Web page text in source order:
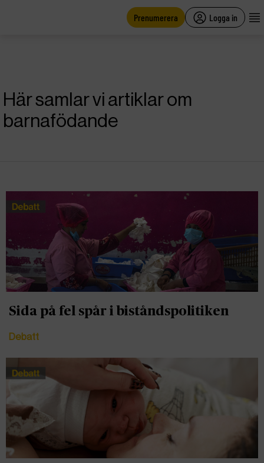
Prenumerera Logga in
Här samlar vi artiklar om
barnafödande
Sida på fel spår i biståndspolitiken
Debatt